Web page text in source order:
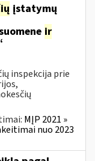
įstatymų
ir
inspekcija prie
MĮP 2021 »
nuo 2023